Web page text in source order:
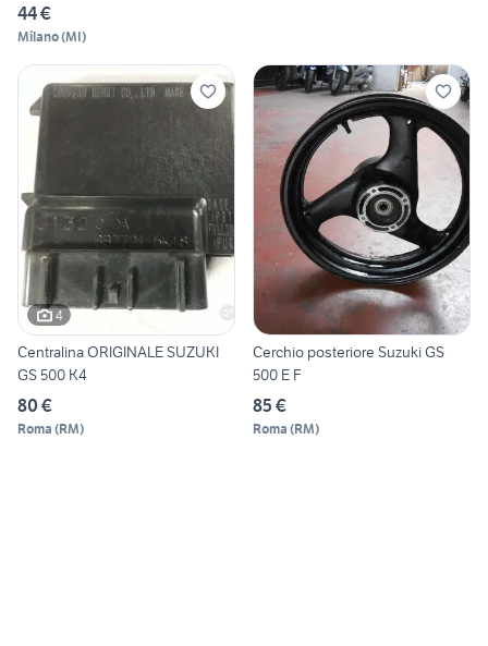
44 €
Milano(MI)
4
Centralina ORIGINALE SUZUKI
GS 500 K4
80 €
Roma (RM)
Cerchio posteriore Suzuki GS
500 E F
85 €
Roma (RM)